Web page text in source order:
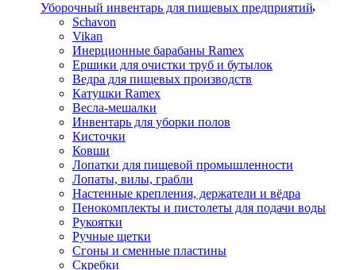
Уборочный инвентарь для пищевых предприятий
Schavon
Vikan
Инерционные барабаны Ramex
Ершики для очистки труб и бутылок
Ведра для пищевых производств
Катушки Ramex
Весла-мешалки
Инвентарь для уборки полов
Кисточки
Ковши
Лопатки для пищевой промышленности
Лопаты, вилы, грабли
Настенные крепления, держатели и вёдра
Пенокомплекты и пистолеты для подачи воды
Рукоятки
Ручные щетки
Сгоны и сменные пластины
Скребки